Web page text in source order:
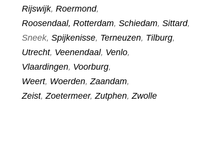
Rijswijk, Roermond,
Roosendaal, Rotterdam, Schiedam, Sittard,
Sneek, Spijkenisse, Terneuzen, Tilburg,
Utrecht, Veenendaal, Venlo,
Vlaardingen, Voorburg,
Weert, Woerden,Zaandam,
Zeist,Zoetermeer,Zutphen,Zwolle